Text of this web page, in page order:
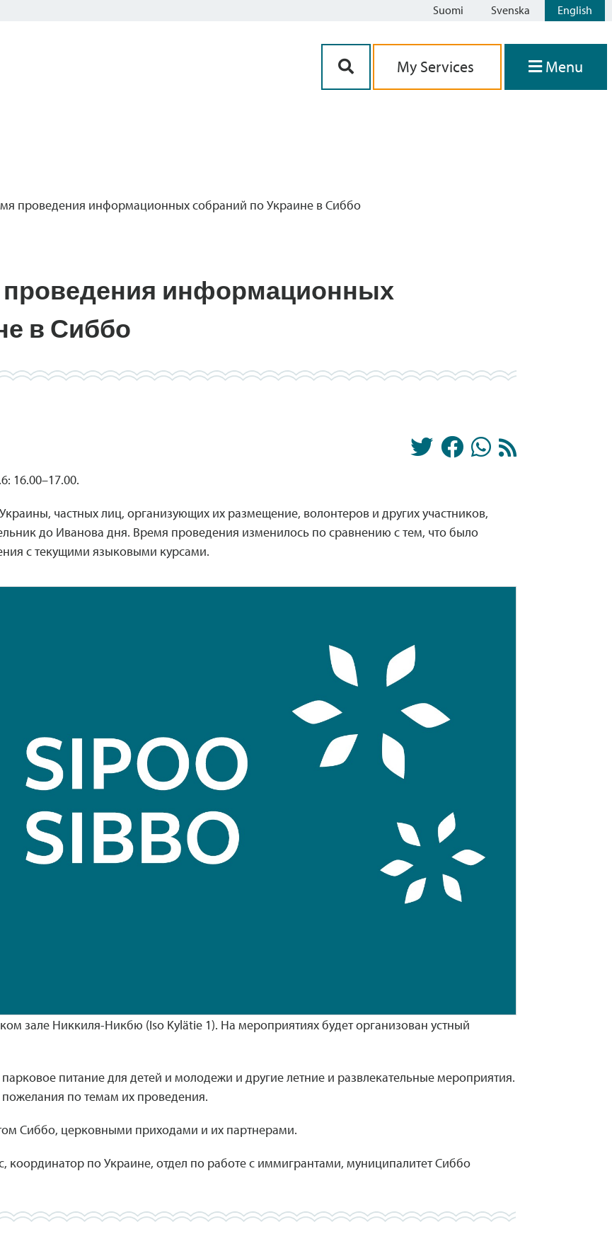
Suomi Svenska English
My Services Menu
проведения информационных собраний по Украине в Сиббо
информационных
в Сиббо
16.00–17.00.
частных лиц, организующих их размещение, волонтеров и других участников,
до Иванова дня. Время проведения изменилось по сравнению с тем, что было
с текущими языковыми курсами.
зале Никкиля-Никбю (Iso Kylätie 1). На мероприятиях будет организован устный
питание для детей и молодежи и другие летние и развлекательные мероприятия.
по темам их проведения.
Сиббо, церковными приходами и их партнерами.
по Украине, отдел по работе с иммигрантами, муниципалитет Сиббо